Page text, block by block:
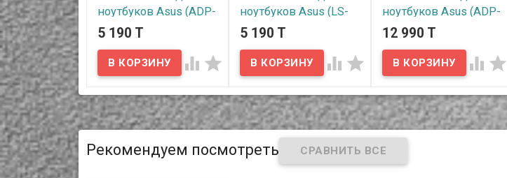
ноутбуков Asus (ADP-
65DB) 1.75A, 19V, 33W,
В наличии
Надёжный сетевой блок
питания на 220 вольт для
вашего ноутбука Asus.
Блок питания рассчитан на
напряжение: 19В и силу
5 190 T
 
ноутбуков Asus (LS-
1650-02) 3.42A, 19V,
В наличии
Надёжный сетевой блок
питания на 220 вольт для
вашего ноутбука Asus.
Блок питания рассчитан на
напряжение: 19В и силу
тока 3.42А
5 190 T
 
ноутбуков Asus (ADP-
45BWA) 2.37A, 19V,
В наличии
Надёжный сетевой блок
питания на 220 вольт для
вашего ноутбука Asus.
Блок питания рассчитан на
напряжение: 19В и силу
тока 2.37А
12 990 T
 
Рекомендуем посмотреть